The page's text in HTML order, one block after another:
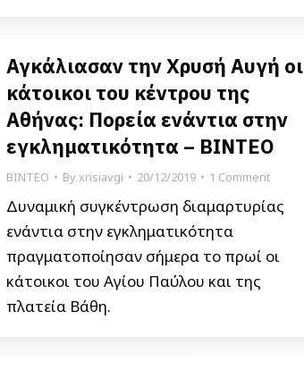
Αγκάλιασαν την Χρυσή Αυγή οι
κάτοικοι του κέντρου της
Αθήνας: Πορεία ενάντια στην
εγκληματικότητα – ΒΙΝΤΕΟ
ΒΙΝΤΕΟ Byxrisiavgi 20/12/2019 1 Comment
Δυναμική συγκέντρωση διαμαρτυρίας
ενάντια στην εγκληματικότητα
πραγματοποίησαν σήμερα το πρωί οι
κάτοικοι του Αγίου Παύλου και της
πλατεία Βάθη.